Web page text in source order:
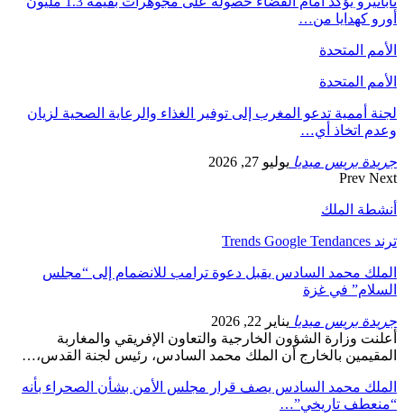
أورو كهدايا من…
الأمم المتحدة
الأمم المتحدة
لجنة أممية تدعو المغرب إلى توفير الغذاء والرعاية الصحية لزيان
وعدم اتخاذ أي…
جريدة بريس ميديا يوليو 27, 2026
Prev Next
أنشطة الملك
ترند Trends Google Tendances
الملك محمد السادس يقبل دعوة ترامب للانضمام إلى “مجلس
السلام” في غزة
جريدة بريس ميديا يناير 22, 2026
أعلنت وزارة الشؤون الخارجية والتعاون الإفريقي والمغاربة
المقيمين بالخارج أن الملك محمد السادس، رئيس لجنة القدس،…
الملك محمد السادس يصف قرار مجلس الأمن بشأن الصحراء بأنه
“منعطف تاريخي”…